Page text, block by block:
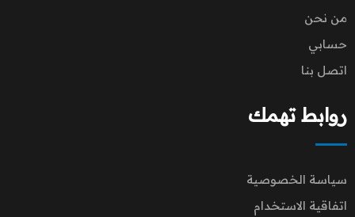
من نحن
حسابي
اتصل بنا
روابط تهمك
سياسة الخصوصية
اتفاقية الاستخدام